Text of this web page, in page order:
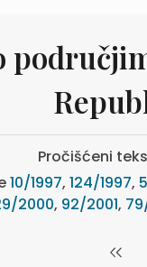
Pročišćeni
10/1997, 124/1997,
2000, 92/2001,